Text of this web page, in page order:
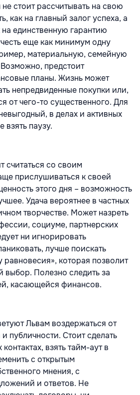
стоит рассчитывать на свою
как на главный залог успеха, а
на единственную гарантию
еще как минимум одну
материальную, семейную
предстоит
планы. Жизнь может
непредвиденные покупки или,
от чего-то существенного. Для
в делах и активных
взять паузу.
считаться со своим
прислушиваться к своей
этого дня – возможность
Удача вероятнее в частных
творчестве. Может назреть
социуме, партнерских
ни игнорировать
лучше поискать
равновесия», которая позволит
выбор. Полезно следить за
касающейся финансов.
Львам воздержаться от
публичности. Стоит сделать
взять тайм-аут в
с открытым
мнения, с
и ответов. Не